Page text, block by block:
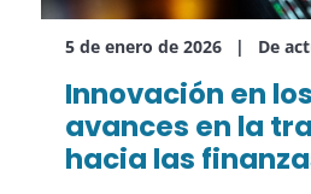
5 de enero de 2026 De
Innovación en
avances en la
hacia las